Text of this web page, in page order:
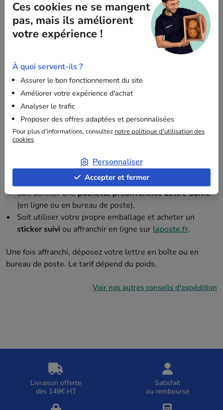
à la Lettre Suivie, tant que les dimensions sont
respectées. La Poste propose ses propres pochettes
préaffranchies, mais vous pouvez aussi utiliser vos propres
emballages avec un affranchissement au tarif Lettre
Suivie. Voici les modèles recommandés par Embaleo :
Boîtes postales extra-plates
Pochettes kraft
Enveloppes cartonnées
Pochettes plastiques opaques
Enveloppes bulles
Vous pouvez :
Soit acheter unepochette préaffranchie Lettre Suivie
(en ligne ou en bureau de poste),
Soit utiliser votre propre emballage et acheter un
sticker suivi ou affranchir en ligne sur laposte.fr.
Une fois affranchi, déposez votre lettre en boîte ou en
bureau de poste. Le tarif dépend du poids.
Voir nos autres conseils d'expédition
Livraison offerte
dès 149€ HT
Satisfait
ou remboursé
Ces cookies ne se mangent
pas, mais ils améliorent
votre expérience !
À quoi servent-ils ?
Assurer le bon fonctionnement du site
Améliorer votre expérience d'achat
Analyser le trafic
Proposer des offres adaptées et personnalisées
Pour plus d'informations, consultez notre politique d'utilisation des
cookies
Personnaliser
Accepter et fermer